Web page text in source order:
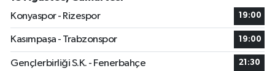
Konyaspor - Rizespor
19:00
Kasımpaşa - Trabzonspor 19:00
Gençlerbirliği S.K. - Fenerbahçe 21:30